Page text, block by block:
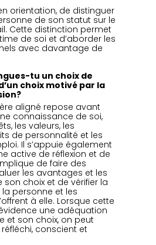
orientation, de distinguer
de son statut sur le
Cette distinction permet
de soi et d’aborder les
avec davantage de
tu un choix de
choix motivé par la
aligné repose avant
connaissance de soi,
les valeurs, les
de personnalité et les
Il s’appuie également
active de réflexion et de
de faire des
les avantages et les
son choix et de vérifier la
personne et les
à elle. Lorsque cette
une adéquation
et son choix, on peut
réfléchi, conscient et